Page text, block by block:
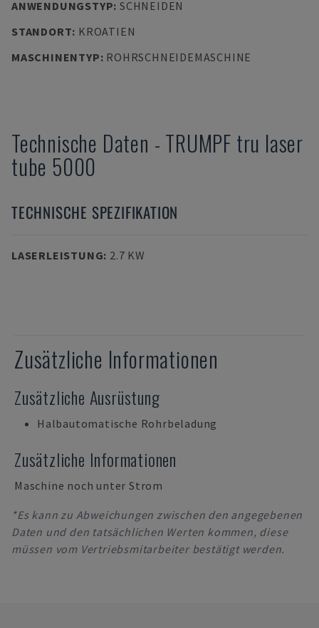
ANWENDUNGSTYP: SCHNEIDEN
STANDORT: KROATIEN
MASCHINENTYP: ROHRSCHNEIDEMASCHINE
Technische Daten - TRUMPF tru laser
tube 5000
TECHNISCHE SPEZIFIKATION
LASERLEISTUNG: 2.7 KW
Zusätzliche Informationen
Zusätzliche Ausrüstung
Halbautomatische Rohrbeladung
Zusätzliche Informationen
Maschine noch unter Strom
*Es kann zu Abweichungen zwischen den angegebenen
Daten und den tatsächlichen Werten kommen, diese
müssen vom Vertriebsmitarbeiter bestätigt werden.